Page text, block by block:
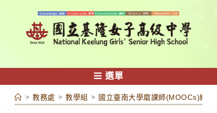
容
選單
> 教務處 > 教學組 > 國立臺南大學磨課師(MOOCs)線